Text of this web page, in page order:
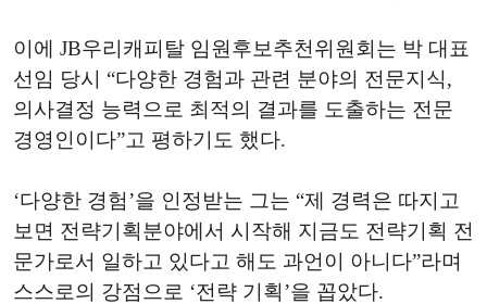
이에 JB우리캐피탈 임원후보추천위원회는 박 대표
선임 당시 “다양한 경험과 관련 분야의 전문지식,
의사결정 능력으로 최적의 결과를 도출하는 전문
경영인이다”고 평하기도 했다.
‘다양한 경험’을 인정받는 그는 “제 경력은 따지고
보면 전략기획분야에서 시작해 지금도 전략기획 전
문가로서 일하고 있다고 해도 과언이 아니다”라며
스스로의 강점으로 ‘전략 기획’을 꼽았다.